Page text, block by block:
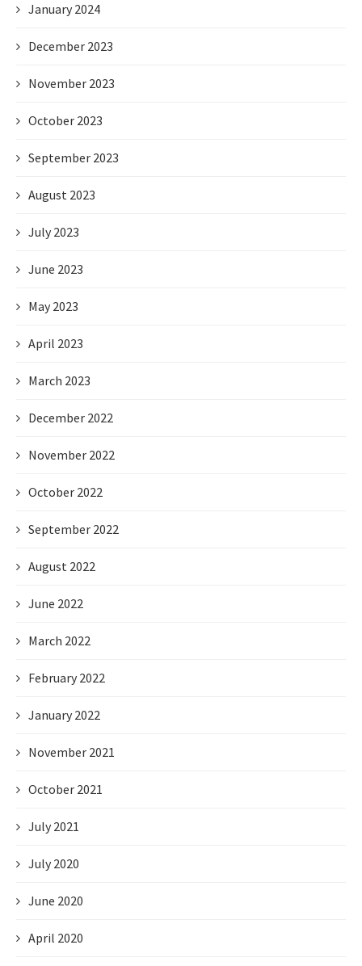
January 2024
December 2023
November 2023
October 2023
September 2023
August 2023
July 2023
June 2023
May 2023
April 2023
March 2023
December 2022
November 2022
October 2022
September 2022
August 2022
June 2022
March 2022
February 2022
January 2022
November 2021
October 2021
July 2021
July 2020
June 2020
April 2020